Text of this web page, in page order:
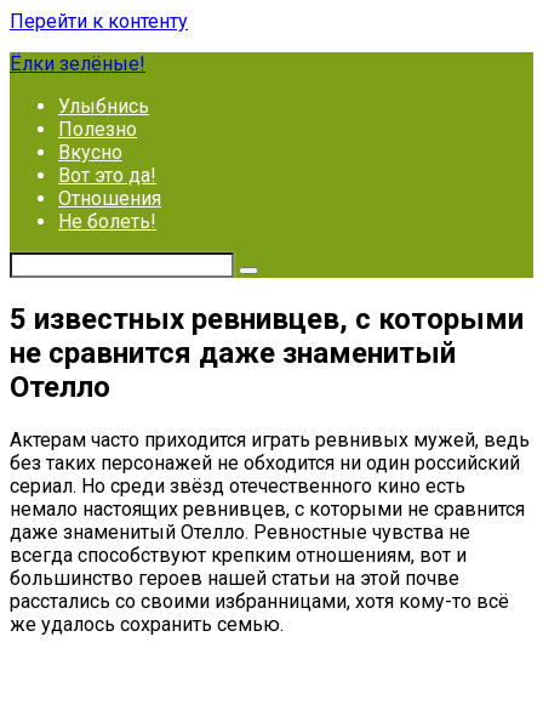
Перейти к контенту
Ёлки зелёные!
Улыбнись
Полезно
Вкусно
Вот это да!
Отношения
Не болеть!
5 известных ревнивцев, с которыми
не сравнится даже знаменитый
Отелло
Актерам часто приходится играть ревнивых мужей, ведь
без таких персонажей не обходится ни один российский
сериал. Но среди звёзд отечественного кино есть
немало настоящих ревнивцев, с которыми не сравнится
даже знаменитый Отелло. Ревностные чувства не
всегда способствуют крепким отношениям, вот и
большинство героев нашей статьи на этой почве
расстались со своими избранницами, хотя кому-то всё
же удалось сохранить семью.